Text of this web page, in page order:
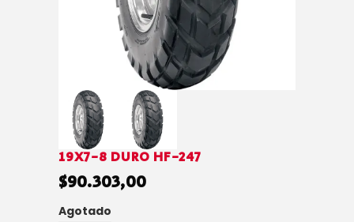
19X7-8 DURO HF-247
$90.303,00
Agotado